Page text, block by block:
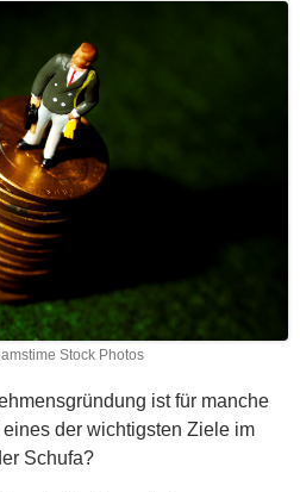
Stock Photos
ist für manche
der wichtigsten Ziele im
Schufa?